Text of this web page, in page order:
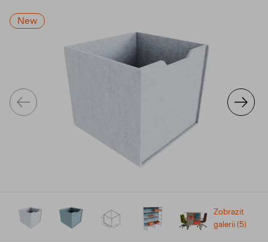
New
Zobrazit
galerii (5)